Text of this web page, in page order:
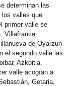
determinan las
los valles que
primer valle se
Villafranca
de Oyarzun
el segundo valle las
Azkoitia,
valle acogían a
Getaria,